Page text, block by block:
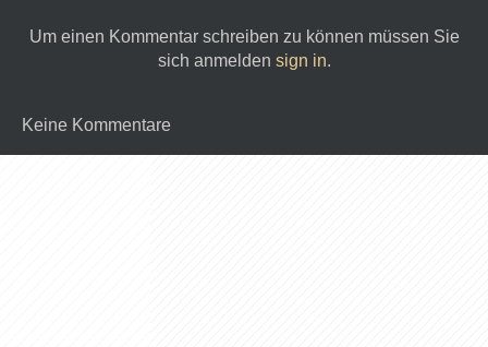
Um einen Kommentar schreiben zu können müssen Sie
sich anmelden sign in.
Keine Kommentare